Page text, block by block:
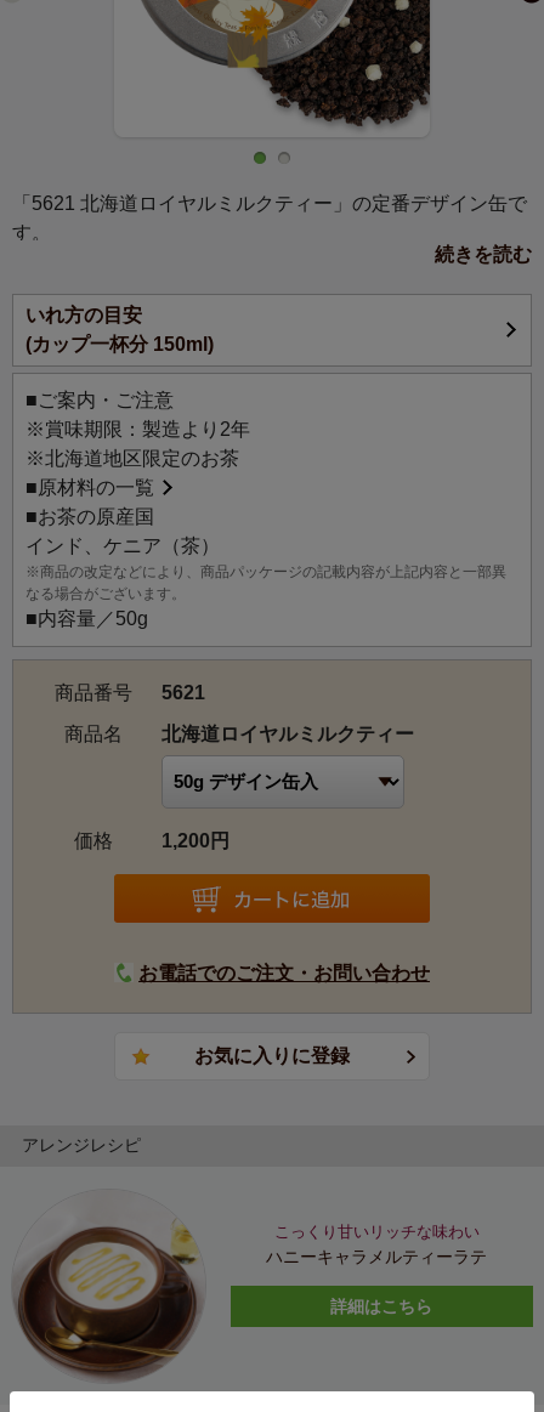
「5621 北海道ロイヤルミルクティー」の定番デザイン缶で
す。
北海道のミルクをイメージし、コクのある紅茶に香りづ
け。濃厚なロイヤルミルクティーで優雅な気分に。
北海道のミルクでつくった濃厚なロイヤルミルクティーを
イメージし、ケニアやインドのアッサムなどのコクがしっ
かりとした紅茶を厳選してブレンド。ほんのりハニーの香
りがミルク本来の甘みとコクを引き立てます。
煮出し式はもちろん、通常のミルクティーで楽しむのもお
すすめです。リラックスしたいときや、ティータイムを優
雅なひとときにしてくれるお茶です。ミルクとハニー（蜂
蜜）の香りづけで、ロイヤルミルクティーにした時に砂糖
を入れなくてもまろやかな風味になります。ご自宅でのテ
ィータイムや、お土産にぜひご利用ください。
続きを読む
いれ方の目安
(カップ一杯分 150ml)
■ご案内・ご注意
※賞味期限：製造より2年
※北海道地区限定のお茶
■原材料の一覧
■お茶の原産国
インド、ケニア（茶）
※商品の改定などにより、商品パッケージの記載内容が上記内容と一部異
なる場合がございます。
■内容量／50g
商品番号
5621
商品名
北海道ロイヤルミルクティー
価格 1,200円
お電話でのご注文・お問い合わせ
アレンジレシピ
こっくり甘いリッチな味わい
ハニーキャラメルティーラテ
詳細はこちら